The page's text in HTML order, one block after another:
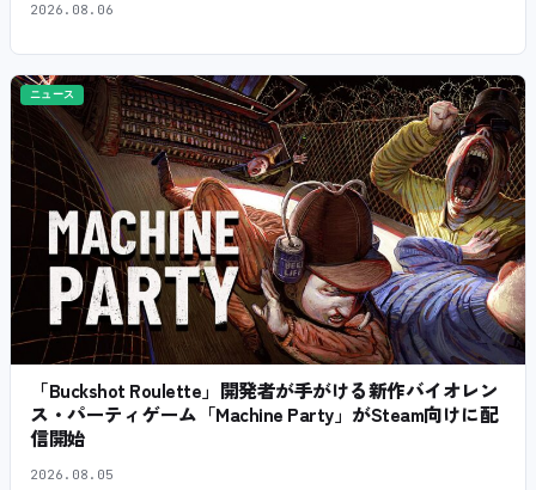
2026.08.06
ニュース
「Buckshot Roulette」開発者が手がける新作バイオレン
ス・パーティゲーム「Machine Party」がSteam向けに配
信開始
2026.08.05